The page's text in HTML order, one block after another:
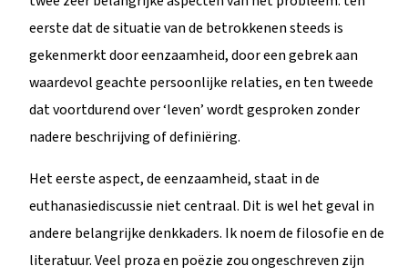
eerste dat de situatie van de betrokkenen steeds is
gekenmerkt door eenzaamheid, door een gebrek aan
waardevol geachte persoonlijke relaties, en ten tweede
dat voortdurend over ‘leven’ wordt gesproken zonder
nadere beschrijving of definiëring.
Het eerste aspect, de eenzaamheid, staat in de
euthanasiediscussie niet centraal. Dit is wel het geval in
andere belangrijke denkkaders. Ik noem de filosofie en de
literatuur. Veel proza en poëzie zou ongeschreven zijn